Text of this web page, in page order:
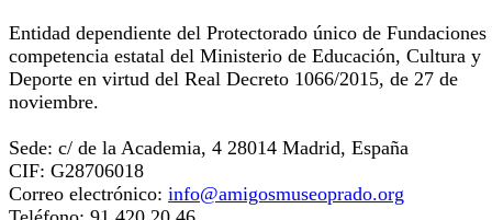
Entidad dependiente del Protectorado único de Fundaciones
competencia estatal del Ministerio de Educación, Cultura y
Deporte en virtud del Real Decreto 1066/2015, de 27 de
noviembre.
Sede: c/ de la Academia, 4 28014 Madrid, España
CIF: G28706018
Correo electrónico: info@amigosmuseoprado.org